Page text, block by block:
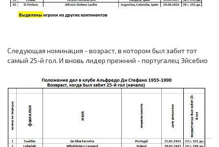
Следующая номинация - возраст, в котором был забит тот
самый 25-й гол. И вновь лидер прежний - португалец Эйсебио